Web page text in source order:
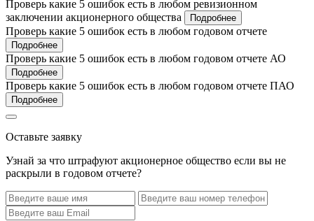
Проверь какие 5 ошибок есть в любом ревизионном
заключении акционерного общества
Подробнее
Проверь какие 5 ошибок есть в любом годовом отчете
Подробнее
Проверь какие 5 ошибок есть в любом годовом отчете АО
Подробнее
Проверь какие 5 ошибок есть в любом годовом отчете ПАО
Подробнее
Оставьте заявку
Узнай за что штрафуют акционерное общество если вы не
раскрыли в годовом отчете?